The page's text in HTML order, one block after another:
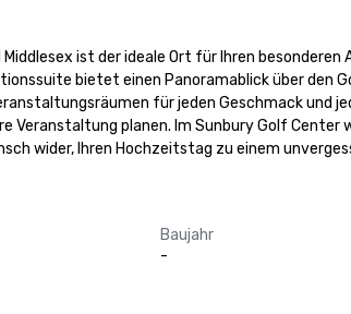
ist der ideale Ort für Ihren besonderen
bietet einen Panoramablick über den
für jeden Geschmack und
planen. Im Sunbury Golf Center
wider, Ihren Hochzeitstag zu einem
Baujahr
-